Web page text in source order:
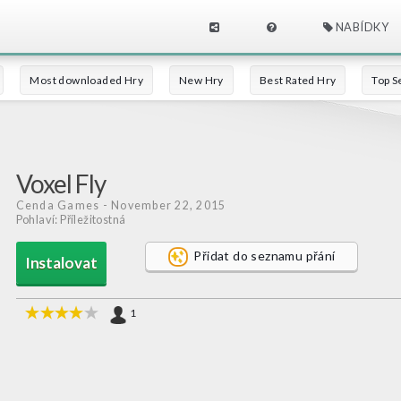
NABÍDKY
Most downloaded Hry New Hry Best Rated Hry Top
Voxel Fly
Cenda Games - November 22, 2015
Pohlaví: Příležitostná
Instalovat Přidat do seznamu přání
1